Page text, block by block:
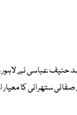
حنیف عباسی نے
ستھرائی کا معیار